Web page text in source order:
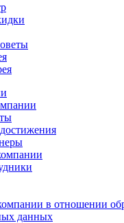
в отношении
данных